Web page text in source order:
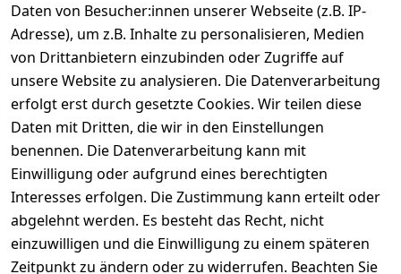
Daten von Besucher:innen unserer Webseite (z.B. IP-
Adresse), um z.B. Inhalte zu personalisieren, Medien
von Drittanbietern einzubinden oder Zugriffe auf
unsere Website zu analysieren. Die Datenverarbeitung
erfolgt erst durch gesetzte Cookies. Wir teilen diese
Daten mit Dritten, die wir in den Einstellungen
benennen. Die Datenverarbeitung kann mit
Einwilligung oder aufgrund eines berechtigten
Interesses erfolgen. Die Zustimmung kann erteilt oder
abgelehnt werden. Es besteht das Recht, nicht
einzuwilligen und die Einwilligung zu einem späteren
Zeitpunkt zu ändern oder zu widerrufen. Beachten Sie
Rechtliches
AGB
Impressum
Datenschutze
rklärung
Barrierefreihe
Kontakt
Kontakt
Registrieren